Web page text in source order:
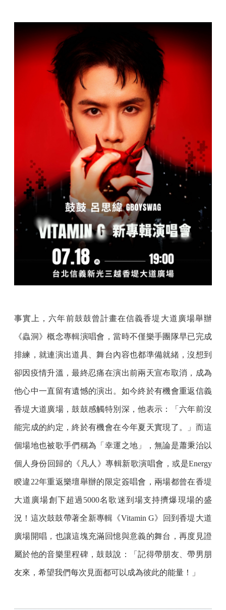
事實上，六年前鼓鼓曾計畫在信義香堤大道廣場舉辦
《蟲洞》概念專輯演唱會，當時不僅樂手團隊早已完成
排練，就連演出道具、舞台內容也都準備就緒，沒想到
卻因疫情升溫，最終忍痛在演出前兩天宣布取消，成為
他心中一直留有遺憾的演出。如今終於有機會重返信義
香堤大道廣場，鼓鼓感觸特別深，他表示：「六年前沒
能完成的約定，終於有機會在今年夏天實現了。」而這
個場地也被歌手們稱為「幸運之地」，無論是蕭秉治以
個人身份回歸的《凡人》專輯新歌演唱會，或是Energy
睽違22年重返樂壇舉辦的限定簽唱會，兩場都曾在香堤
大道廣場創下超過5000名歌迷到場支持擠爆現場的盛
況！這次鼓鼓帶著全新專輯《Vitamin G》回到香堤大道
廣場開唱，也讓這塊充滿回憶與意義的舞台，再度見證
屬於他的音樂里程碑，鼓鼓說：「記得帶朋友、帶男朋
友來，希望我們每次見面都可以成為彼此的能量！」